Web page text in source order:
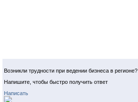
Возникли трудности при ведении бизнеса в регионе?
Напишите, чтобы быстро получить ответ
Написать